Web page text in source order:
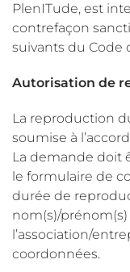
PlenITude, est
contrefaçon
suivants du Code
Autorisation de
​La reproduction
soumise à
La demande doit
le formulaire de
durée de
nom(s)/
l’association/
coordonnées.